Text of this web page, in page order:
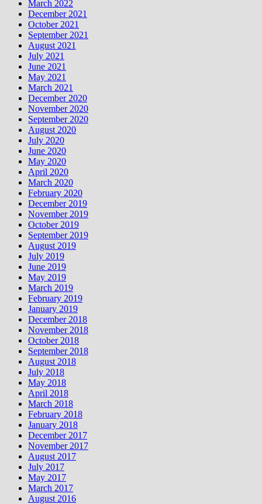
March 2022
December 2021
October 2021
September 2021
August 2021
July 2021
June 2021
May 2021
March 2021
December 2020
November 2020
September 2020
August 2020
July 2020
June 2020
May 2020
April 2020
March 2020
February 2020
December 2019
November 2019
October 2019
September 2019
August 2019
July 2019
June 2019
May 2019
March 2019
February 2019
January 2019
December 2018
November 2018
October 2018
September 2018
August 2018
July 2018
May 2018
April 2018
March 2018
February 2018
January 2018
December 2017
November 2017
August 2017
July 2017
May 2017
March 2017
August 2016